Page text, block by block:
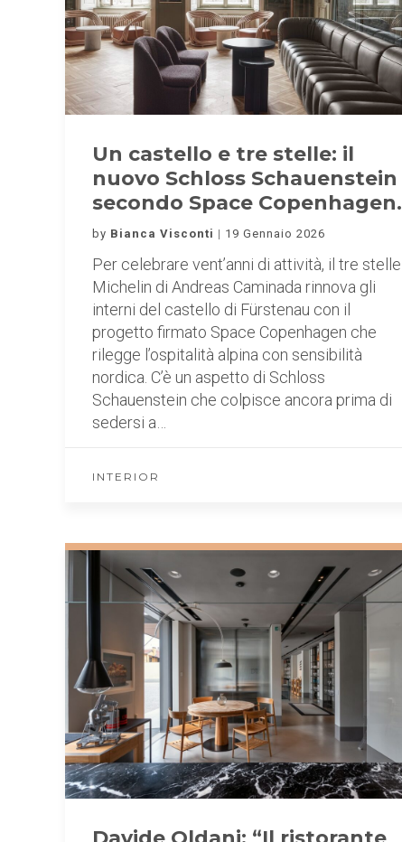
Un castello e tre stelle: il
nuovo Schloss Schauenstein
secondo Space Copenhagen.
by Bianca Visconti 19 Gennaio 2026
Per celebrare vent’anni di attività, il tre stelle
Michelin di Andreas Caminada rinnova gli
interni del castello di Fürstenau con il
progetto firmato Space Copenhagen che
rilegge l’ospitalità alpina con sensibilità
nordica. C’è un aspetto di Schloss
Schauenstein che colpisce ancora prima di
sedersi a…
INTERIOR